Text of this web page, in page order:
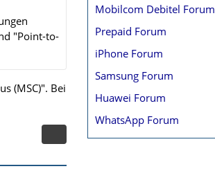
"Point-to-
(MSC)". Bei
Mobilcom Debitel Forum
Prepaid Forum
iPhone Forum
Samsung Forum
Huawei Forum
WhatsApp Forum